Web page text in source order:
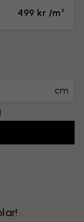
499 kr /m²
cm